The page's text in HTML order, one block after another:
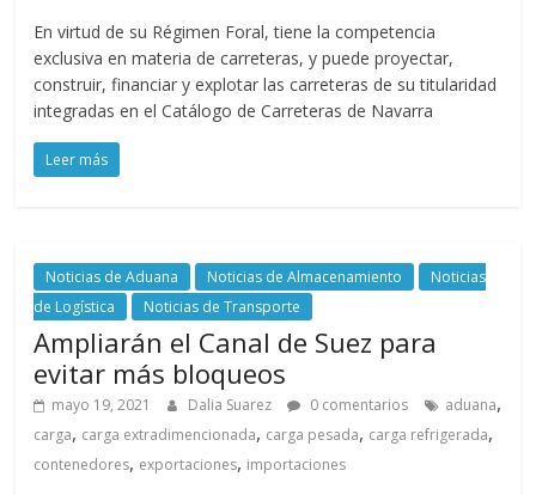
En virtud de su Régimen Foral, tiene la competencia
exclusiva en materia de carreteras, y puede proyectar,
construir, financiar y explotar las carreteras de su titularidad
integradas en el Catálogo de Carreteras de Navarra
Leer más
Noticias de Aduana Noticias de Almacenamiento
Noticias
de Logística
Noticias de Transporte
Ampliarán el Canal de Suez para
evitar más bloqueos
mayo 19, 2021 Dalia Suarez 0 comentarios aduana,
carga, carga extradimencionada, carga pesada, carga refrigerada,
contenedores, exportaciones, importaciones